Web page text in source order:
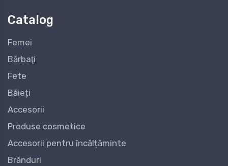
Catalog
Femei
Bărbaţi
Fete
Băieți
Accesorii
Produse cosmetice
Accesorii pentru încălțăminte
Brănduri